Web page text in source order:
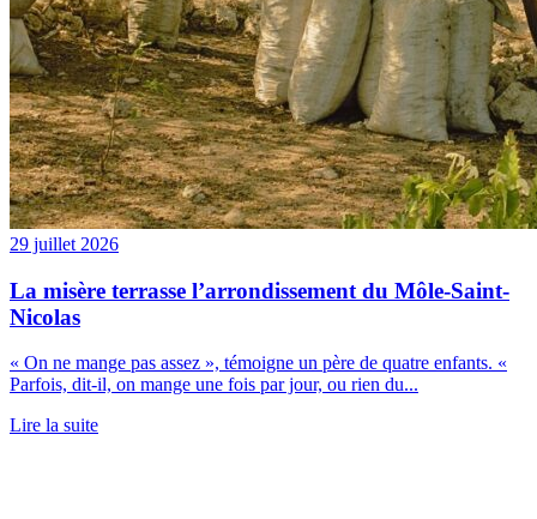
29 juillet 2026
La misère terrasse l’arrondissement du Môle-Saint-
Nicolas
« On ne mange pas assez », témoigne un père de quatre enfants. «
Parfois, dit-il, on mange une fois par jour, ou rien du...
Lire la suite